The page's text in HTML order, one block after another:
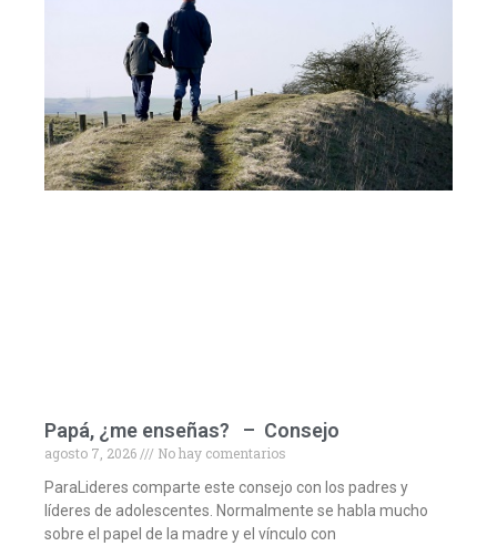
Papá, ¿me enseñas? – Consejo
agosto 7, 2026
No hay comentarios
ParaLideres comparte este consejo con los padres y
líderes de adolescentes. Normalmente se habla mucho
sobre el papel de la madre y el vínculo con